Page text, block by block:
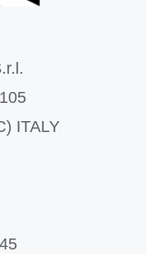
ITALY